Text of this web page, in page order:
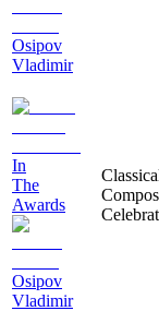
Osipov
Vladimir
In
The
Awards
Osipov
Vladimir